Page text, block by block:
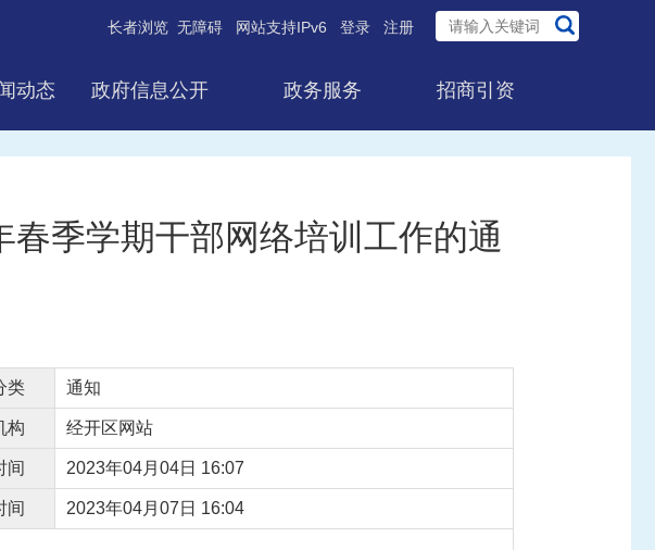
长者浏览 无障碍 网站支持IPv6 登录 注册
动态 政府信息公开 政务服务 招商引资
季学期干部网络培训工作的通
类 通知
构 经开区网站
间 2023年04月04日 16:07
间 2023年04月07日 16:04